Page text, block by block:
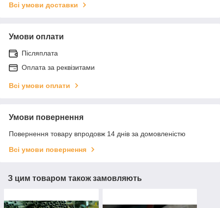
Всі умови доставки
Умови оплати
Післяплата
Оплата за реквізитами
Всі умови оплати
Умови повернення
Повернення товару впродовж 14 днів за домовленістю
Всі умови повернення
З цим товаром також замовляють